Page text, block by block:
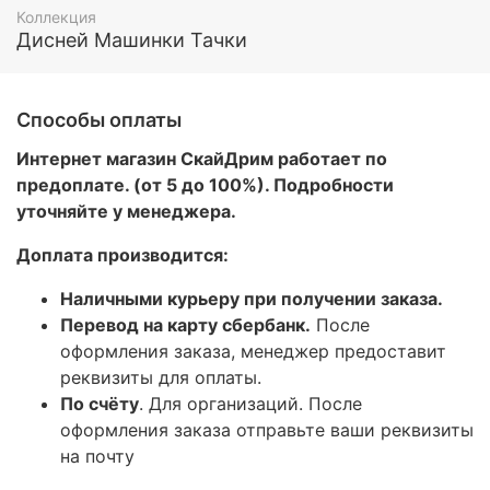
Коллекция
Дисней Машинки Тачки
Способы оплаты
Интернет магазин СкайДрим работает по
предоплате. (от 5 до 100%). Подробности
уточняйте у менеджера.
Доплата производится:
Наличными курьеру при получении заказа.
Перевод на карту сбербанк. После
оформления заказа, менеджер предоставит
реквизиты для оплаты.
По счёту. Для организаций. После
оформления заказа отправьте ваши реквизиты
на почту